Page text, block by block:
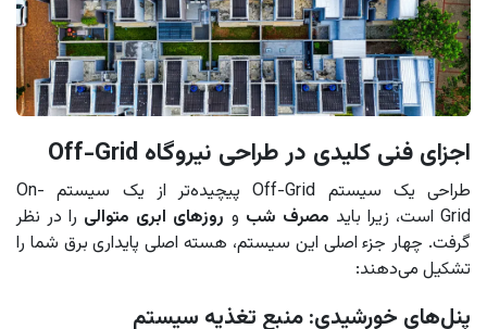
اجزای فنی کلیدی در طراحی نیروگاه Off-Grid
طراحی یک سیستم Off-Grid پیچیده‌تر از یک سیستم On-
Grid است، زیرا باید
مصرف شب و روزهای ابری متوالی را در نظر
گرفت. چهار جزء اصلی این سیستم، هسته اصلی پایداری برق شما را
تشکیل می‌دهند:
پنل‌های خورشیدی: منبع تغذیه سیستم